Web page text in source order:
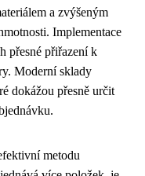
a zvýšeným
Implementace
přesné přiřazení k
Moderní sklady
dokážou přesně určit
metodu